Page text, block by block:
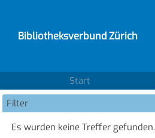
Bibliotheksverbund Zürich
Start
Filter
Es wurden keine Treffer gefunden.